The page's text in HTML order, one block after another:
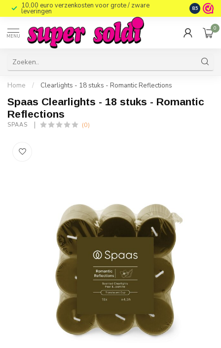
10,00 euro verzenkosten voor grote / zware
leveringen 8.5
MENU
0
Home / Clearlights - 18 stuks - Romantic Reflections
Spaas Clearlights - 18 stuks - Romantic
Reflections
SPAAS (0)